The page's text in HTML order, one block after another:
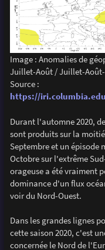
Image : Anomalies de
Juillet-Août / Juillet-
Source :
https://
Durant l'automne 2020,
sont produits sur la
Septembre et un épisode
Octobre sur l'extrême
orageuse a été vraiment
dominance d'un flux
voir du Nord-Ouest.
Dans les grandes lignes
cette saison 2020, c'est
concernée le Nord de